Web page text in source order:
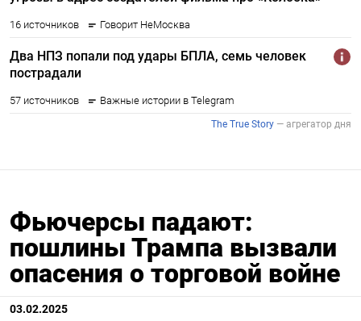
Фьючерсы падают:
пошлины Трампа вызвали
опасения о торговой войне
03.02.2025